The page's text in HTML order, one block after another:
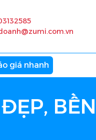
giá nhanh
BỀN